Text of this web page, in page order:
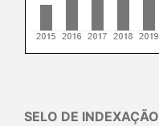
SELO DE INDEXAÇÃO